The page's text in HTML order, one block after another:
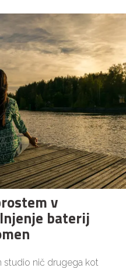
v
baterij
studio nič drugega kot